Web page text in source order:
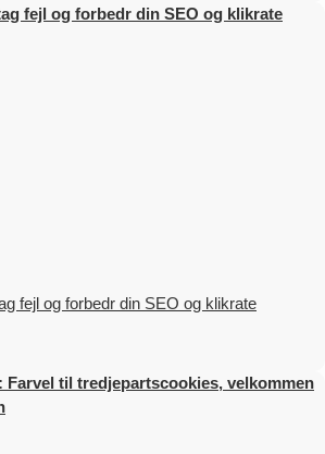
fejl og forbedr din SEO og klikrate